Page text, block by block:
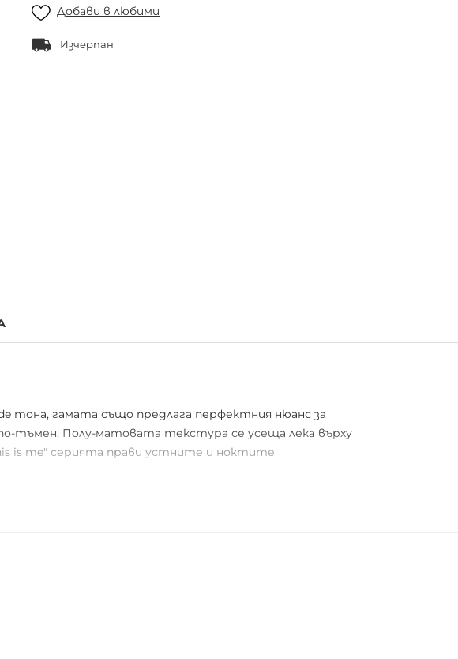
Добави в любими
Изчерпан
тона, гамата също предлага перфектния нюанс за
тъмен. Полу-матовата текстура се усеща лека върху
is me" серията прави устните и ноктите